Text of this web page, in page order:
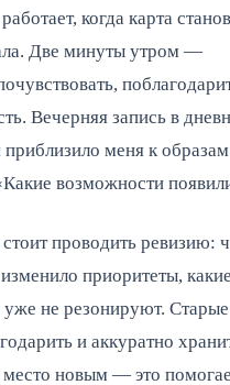
когда карта
Две минуты утром —
Вечерняя запись в
приблизило меня к
возможности
стоит проводить ревизию:
приоритеты, какие
не резонируют.
и аккуратно
новым — это